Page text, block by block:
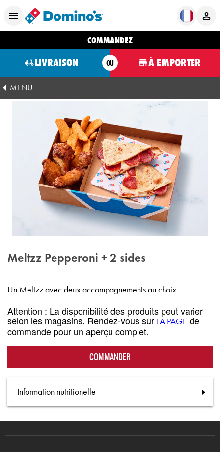
COMMANDEZ
LIVRAISON OU À EMPORTER
MENU
Meltzz Pepperoni + 2 sides
Un Meltzz avec deux accompagnements au choix
Attention : La disponibilité des produits peut varier
selon les magasins. Rendez-vous sur LA PAGE de
commande pour un aperçu complet.
COMMANDER
Information nutritionelle